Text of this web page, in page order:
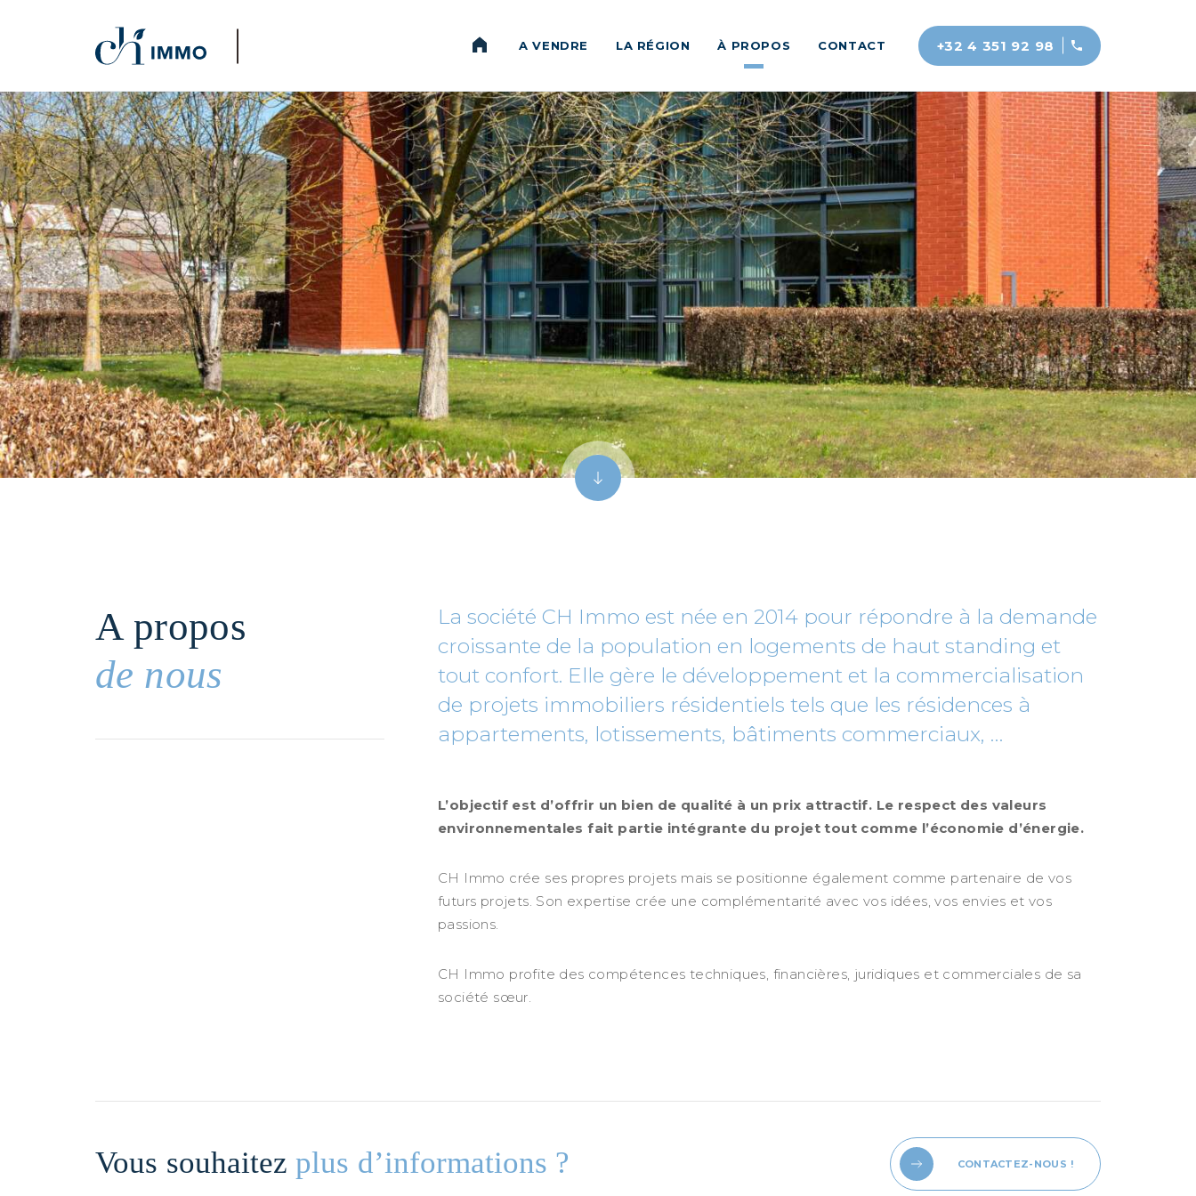
+32 4 351 92 98
JOWA A VENDRE LA RÉGION À PROPOS CONTACT
A propos
de nous
La société CH Immo est née en 2014 pour répondre à la demande
croissante de la population en logements de haut standing et
tout confort. Elle gère le développement et la commercialisation
de projets immobiliers résidentiels tels que les résidences à
appartements, lotissements, bâtiments commerciaux, …
L’objectif est d’offrir un bien de qualité à un prix attractif. Le respect des valeurs
environnementales fait partie intégrante du projet tout comme l’économie d’énergie.
CH Immo crée ses propres projets mais se positionne également comme partenaire de vos
futurs projets. Son expertise crée une complémentarité avec vos idées, vos envies et vos
passions.
CH Immo profite des compétences techniques, financières, juridiques et commerciales de sa
société sœur.
Vous souhaitez plus d’informations ? CONTACTEZ-NOUS !